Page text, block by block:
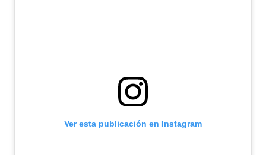
Ver esta publicación en Instagram